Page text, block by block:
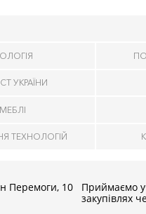
УКРАЇНИ
МЕБЛІ
ТЕХНОЛОГІЙ
Перемоги, 10
Приймаємо
закупівлях